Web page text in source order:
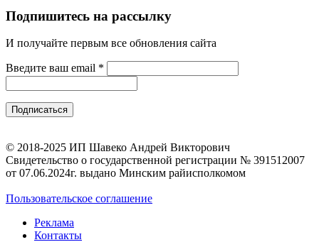
Подпишитесь на рассылку
И получайте первым все обновления сайта
Введите ваш email *
© 2018-2025 ИП Шавеко Андрей Викторович
Свидетельство о государственной регистрации № 391512007
от 07.06.2024г. выдано Минским райисполкомом
Пользовательское соглашение
Реклама
Контакты